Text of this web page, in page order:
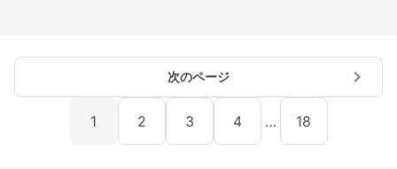
次のページ
1 2 3 4 … 18